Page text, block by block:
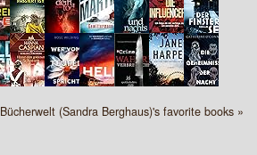
(Sandra Berghaus)'s favorite books »